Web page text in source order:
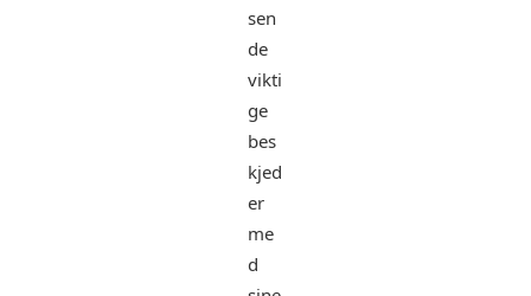
sen
de
vikti
ge
bes
kjed
er
me
d